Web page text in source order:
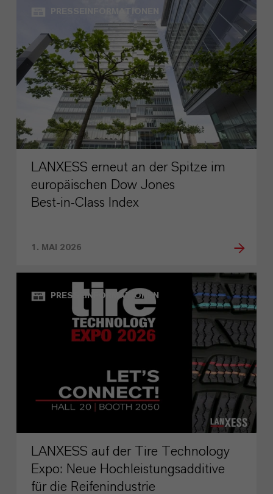
PRESSEINFORMATIONEN
LANXESS erneut an der Spitze im
europäischen Dow Jones
Best‑in‑Class Index
1. MAI 2026
PRESSEINFORMATIONEN
LANXESS auf der Tire Technology
Expo: Neue Hochleistungsadditive
für die Reifenindustrie